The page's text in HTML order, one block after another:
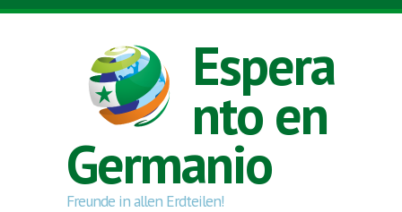
Skip to main content
Espera
nto en
Germanio
Freunde in allen Erdteilen!